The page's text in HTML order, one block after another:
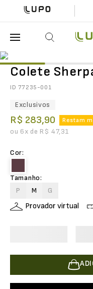
Colete
ID 77235-001
Exclusivos
R$ 283,90 Restam
ou 6x de R$ 47,31
Cor:
Tamanho:
P
M G
Provador virtual